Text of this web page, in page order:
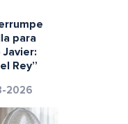
para
Rey”
2026